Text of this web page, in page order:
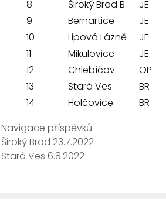
8
Široký Brod B JE
9
Bernartice JE
10
Lipová Lázně JE
11
Mikulovice JE
12
Chlebíčov OP
13
Stará Ves BR
14
Holčovice BR
Navigace příspěvků
Široký Brod 23.7.2022
Stará Ves 6.8.2022